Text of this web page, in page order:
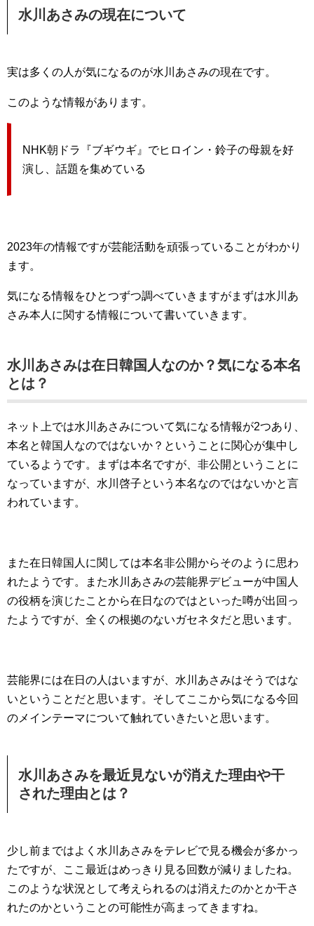
水川あさみの現在について
実は多くの人が気になるのが水川あさみの現在です。
このような情報があります。
NHK朝ドラ『ブギウギ』でヒロイン・鈴子の母親を好
演し、話題を集めている
2023年の情報ですが芸能活動を頑張っていることがわかり
ます。
気になる情報をひとつずつ調べていきますがまずは水川あ
さみ本人に関する情報について書いていきます。
水川あさみは在日韓国人なのか？気になる本名
とは？
ネット上では水川あさみについて気になる情報が2つあり、
本名と韓国人なのではないか？ということに関心が集中し
ているようです。まずは本名ですが、非公開ということに
なっていますが、水川啓子という本名なのではないかと言
われています。
また在日韓国人に関しては本名非公開からそのように思わ
れたようです。また水川あさみの芸能界デビューが中国人
の役柄を演じたことから在日なのではといった噂が出回っ
たようですが、全くの根拠のないガセネタだと思います。
芸能界には在日の人はいますが、水川あさみはそうではな
いということだと思います。そしてここから気になる今回
のメインテーマについて触れていきたいと思います。
水川あさみを最近見ないが消えた理由や干
された理由とは？
少し前まではよく水川あさみをテレビで見る機会が多かっ
たですが、ここ最近はめっきり見る回数が減りましたね。
このような状況として考えられるのは消えたのかとか干さ
れたのかということの可能性が高まってきますね。